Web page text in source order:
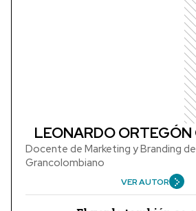
LEONARDO
Docente de Marketing y Branding
Grancolombiano
VER AUTOR